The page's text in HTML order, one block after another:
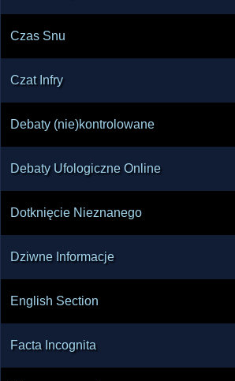
Czas Snu
Czat Infry
Debaty (nie)kontrolowane
Debaty Ufologiczne Online
Dotknięcie Nieznanego
Dziwne Informacje
English Section
Facta Incognita